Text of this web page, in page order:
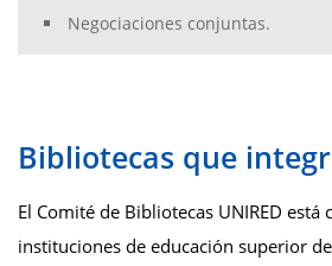
Negociaciones conjuntas.
Bibliotecas que
El Comité de Bibliotecas UNIRED
instituciones de educación superior